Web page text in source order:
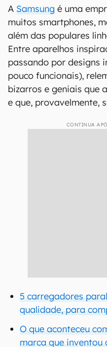
A Samsung é uma
muitos smartphones,
além das populares
Entre aparelhos
passando por designs
pouco funcionais),
bizarros e geniais que
e que, provavelmente,
CONTINUA
5 carregadores
qualidade, para
O que aconteceu
marca que inventou